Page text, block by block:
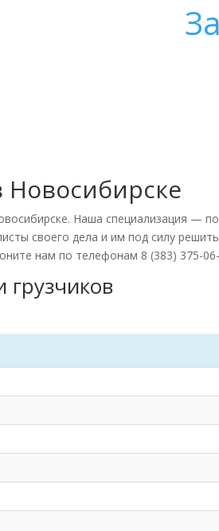
Новосибирске
Наша специализация —
своего дела и им под силу
нам по телефонам 8 (383) 375-
грузчиков